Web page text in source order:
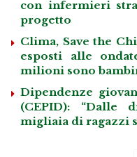
con infermieri
progetto
Clima, Save the
esposti alle
milioni sono
Dipendenze
(CEPID): “Dalle
migliaia di ragazzi